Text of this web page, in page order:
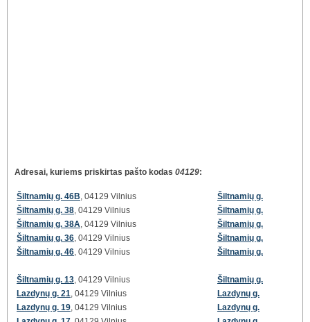
Adresai, kuriems priskirtas pašto kodas 04129:
Šiltnamių g. 46B, 04129 Vilnius
Šiltnamių g.
Šiltnamių g. 38, 04129 Vilnius
Šiltnamių g.
Šiltnamių g. 38A, 04129 Vilnius
Šiltnamių g.
Šiltnamių g. 36, 04129 Vilnius
Šiltnamių g.
Šiltnamių g. 46, 04129 Vilnius Šiltnamių g.
Šiltnamių g. 13, 04129 Vilnius
Šiltnamių g.
Lazdynų g. 21, 04129 Vilnius
Lazdynų g.
Lazdynų g. 19, 04129 Vilnius
Lazdynų g.